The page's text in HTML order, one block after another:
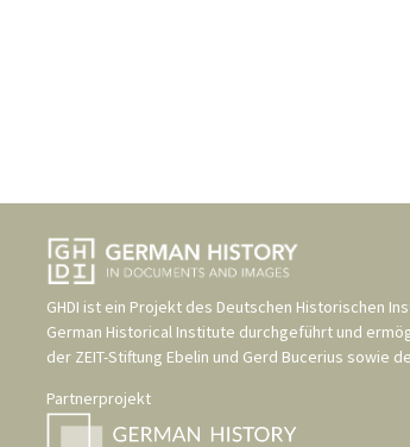
GHDI ist ein Projekt des Deutschen Historischen
German Historical Institute durchgeführt und
der ZEIT-Stiftung Ebelin und Gerd Bucerius sowie
Partnerprojekt